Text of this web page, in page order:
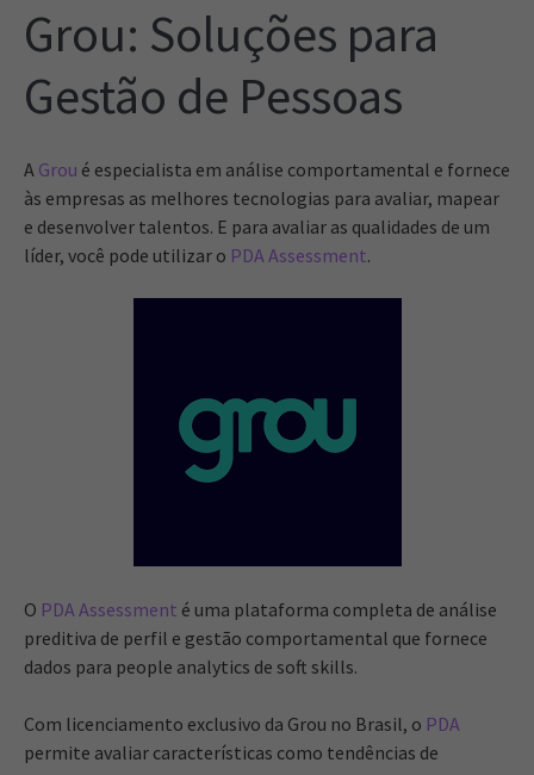
Grou: Soluções para
Gestão de Pessoas
A Grou é especialista em análise comportamental e fornece
às empresas as melhores tecnologias para avaliar, mapear
e desenvolver talentos. E para avaliar as qualidades de um
líder, você pode utilizar o PDA Assessment.
O PDA Assessment é uma plataforma completa de análise
preditiva de perfil e gestão comportamental que fornece
dados para people analytics de soft skills.
Com licenciamento exclusivo da Grou no Brasil, o PDA
permite avaliar características como tendências de